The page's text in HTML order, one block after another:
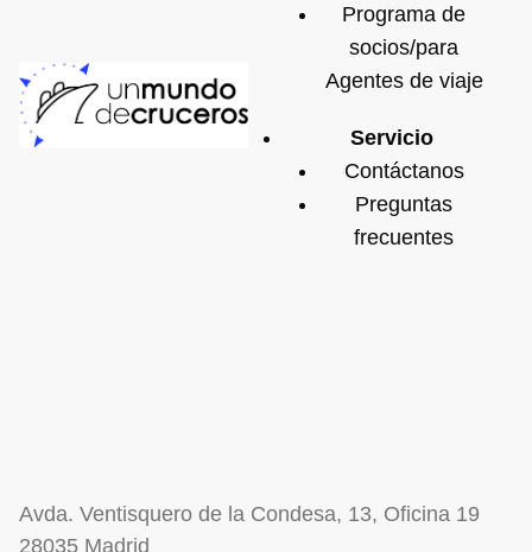
Programa de
socios/para
Agentes de viaje
Servicio
Contáctanos
Preguntas
frecuentes
Avda. Ventisquero de la Condesa, 13, Oficina 19
28035 Madrid